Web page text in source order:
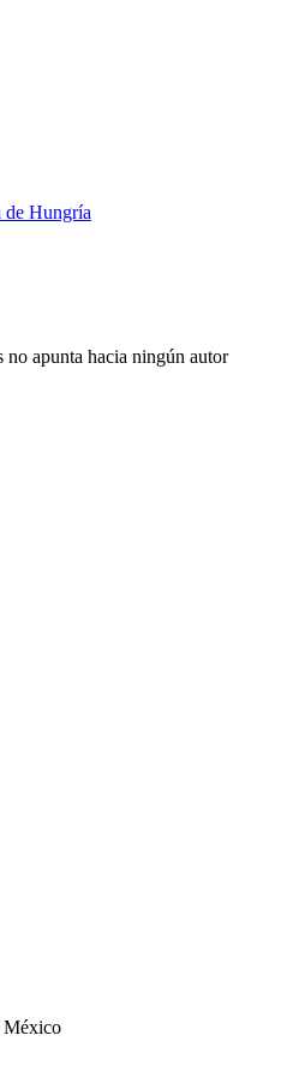
de Hungría
no apunta hacia ningún autor
México